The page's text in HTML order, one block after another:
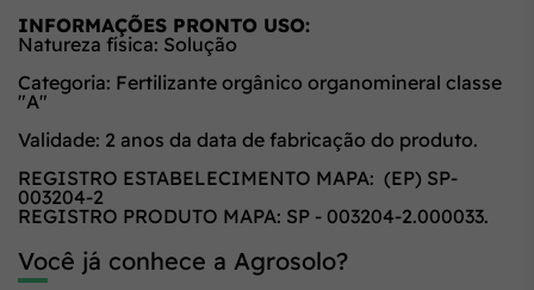
INFORMAÇÕES PRONTO USO:
Natureza física: Solução
Categoria: Fertilizante orgânico organomineral classe
"A"
Validade: 2 anos da data de fabricação do produto.
REGISTRO ESTABELECIMENTO MAPA: (EP) SP-
003204-2
REGISTRO PRODUTO MAPA: SP - 003204-2.000033.
Você já conhece a Agrosolo?